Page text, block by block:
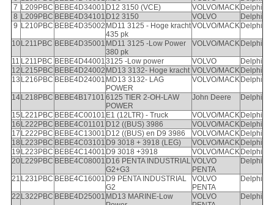
7 L209PBC BEBE4D34001 D12 3150 (VCE) VOLVO/MACK Delphi
8 L209PBC BEBE4D34101 D12 3150 VOLVO
Delphi
9 L210PBC BEBE4D35002 MD11 3125 - Hoge kracht
435 pk
VOLVO/MACK Delphi
10 L211PBC BEBE4D35001 MD11 3125 -Low Power
380 pk
VOLVO/MACK Delphi
11 L211PBC BEBE4D440013125 -Low power VOLVO
Delphi
12 L215PBC BEBE4D24002 MD13 3132- Hoge kracht VOLVO/MACK Delphi
13 L216PBC BEBE4D24001 MD13 3132- LAG
POWER
VOLVO/MACK Delphi
14 L218PBC BEBE4B17101 6125 TIER 2-OH-LAW
POWER
John Deere Delphi
15 L221PBC BEBE4C00101 E1 (12LTR) - Truck VOLVO/MACK Delphi
16 L222PBC BEBE4C01101 D12 ((BUS) 3986 VOLVO/MACK Delphi
17 L222PBC BEBE4C13001 D12 ((BUS) en D9 3986 VOLVO/MACK Delphi
18 L223PBC BEBE4C03101 D9 3018 + 3918 (LEG) VOLVO/MACK Delphi
19 L223PBC BEBE4C14001 D9 3018 +3918 VOLVO/MACK Delphi
20 L229PBC BEBE4C08001 D16 PENTA INDUSTRIAL
G2+G3
VOLVO
PENTA
Delphi
21 L231PBC BEBE4C16001 D9 PENTA INDUSTRIAL
G2
VOLVO
PENTA
Delphi
22 L322PBC BEBE4D25001 MD13 MARINE-Low
VOLVO
Delphi